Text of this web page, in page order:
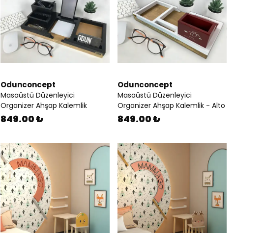
Odunconcept
Masaüstü Düzenleyici
Organizer Ahşap Kalemlik
849.00 ₺
Odunconcept
Masaüstü Düzenleyici
Organizer Ahşap Kalemlik - Alto
849.00 ₺